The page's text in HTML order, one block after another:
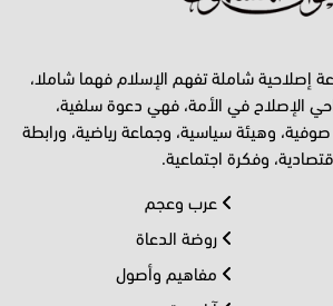
إصلاحية شاملة تفهم الإسلام فهما شاملا،
الإصلاح في الأمة، فهي دعوة سلفية،
وهيئة سياسية، وجماعة رياضية، ورابطة
وفكرة اجتماعية.
عرب وعجم
روضة الدعاة
مفاهيم وأصول